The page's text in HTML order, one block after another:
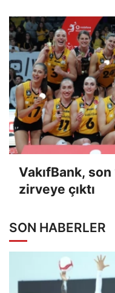
VakıfBank,
zirveye çıktı
SON HABERLER